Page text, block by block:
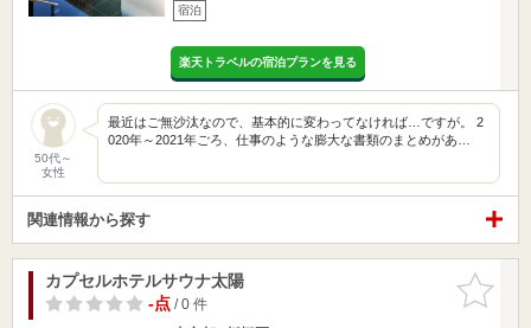
宿泊
楽天トラベルの宿泊プランを見る
50代～
女性
最近はご無沙汰なので、基本的に変わってなければ…ですが。 2
020年～2021年ごろ、仕事のような膨大な書類のまとめがあ…
関連情報から探す
お気に入
りに追加
カプセルホテルサウナ太陽
-点/ 0 件